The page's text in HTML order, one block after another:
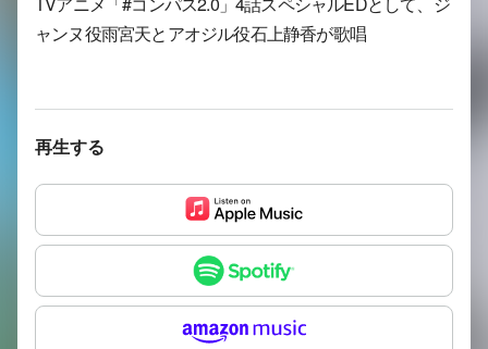
ャンヌ役雨宮天とアオジル役石上静香が歌唱
再生する